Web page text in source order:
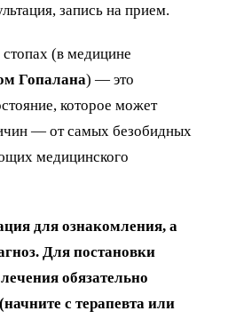
запись на прием.
(в медицине
Гопалана) — это
которое может
— от самых безобидных
медицинского
для ознакомления, а
Для постановки
обязательно
с терапевта или